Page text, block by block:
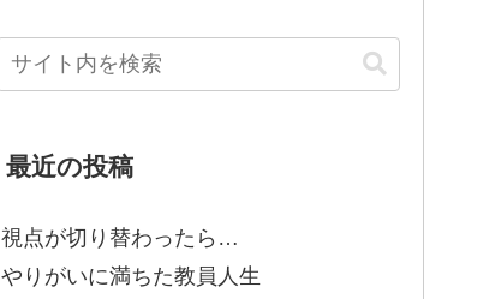
最近の投稿
視点が切り替わったら…
やりがいに満ちた教員人生